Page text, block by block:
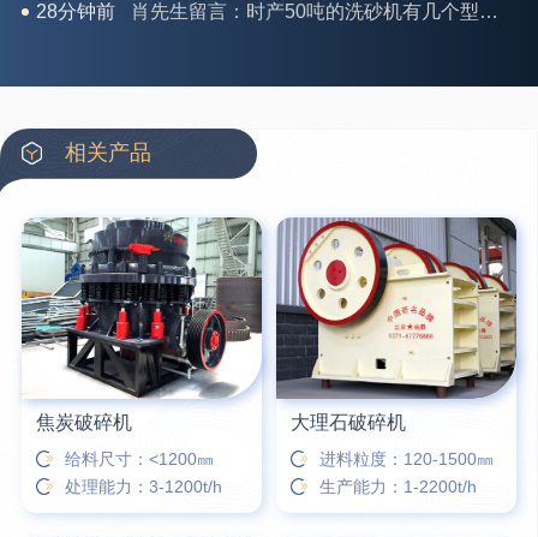
31分钟前 马女士留言：我想咨询一条生产线，你们能做吗？
42分钟前 蒋先生留言：硬岩颚式破碎机带不带电机？
3分钟前 王先生留言：水泥厂熟料能破碎吗？推荐用什么机器？
6分钟前 姚女士留言：这款破碎机一小时产能多大？是用电的还是燃油的？
12分钟前 宋先生留言：50吨左右的制砂机大概什么价位？
16分钟前 柳先生留言：洗石英砂全套设备有哪些？
相关产品
焦炭破碎机
给料尺寸：<1200㎜
处理能力：3-1200t/h
大理石破碎机
进料粒度：120-1500㎜
生产能力：1-2200t/h